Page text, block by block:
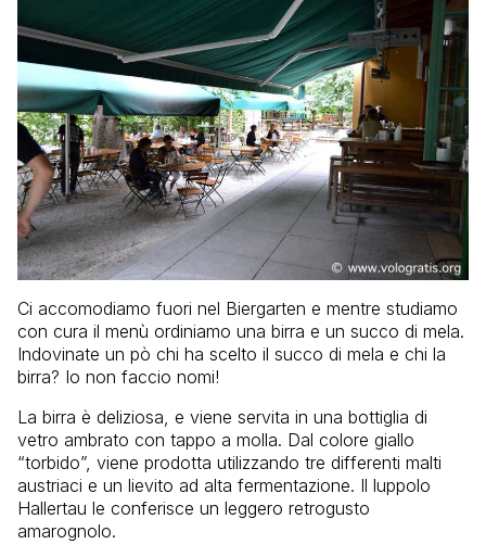
Ci accomodiamo fuori nel Biergarten e mentre studiamo
con cura il menù ordiniamo una birra e un succo di mela.
Indovinate un pò chi ha scelto il succo di mela e chi la
birra? Io non faccio nomi!
La birra è deliziosa, e viene servita in una bottiglia di
vetro ambrato con tappo a molla. Dal colore giallo
“torbido”, viene prodotta utilizzando tre differenti malti
austriaci e un lievito ad alta fermentazione. Il luppolo
Hallertau le conferisce un leggero retrogusto
amarognolo.